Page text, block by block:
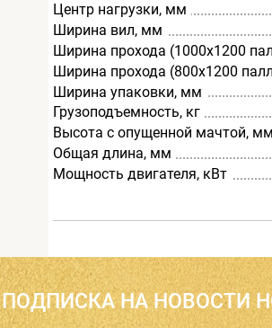
Центр нагрузки, мм
Ширина вил, мм
Ширина прохода (1000х1200
Ширина прохода (800х1200
Ширина упаковки, мм
Грузоподъемность, кг
Высота с опущенной мачтой, мм
Общая длина, мм
Мощность двигателя, кВт
ПОДПИСКА НА НОВОСТИ